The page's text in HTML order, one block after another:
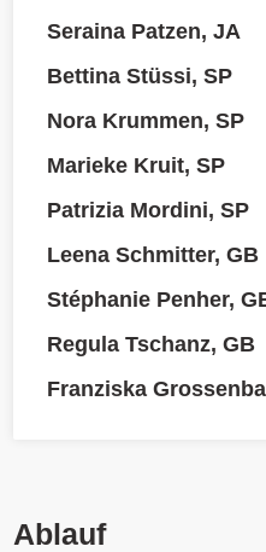
Seraina Patzen, JA
Bettina Stüssi, SP
Nora Krummen, SP
Marieke Kruit, SP
Patrizia Mordini, SP
Leena Schmitter, GB
Stéphanie Penher,
Regula Tschanz, GB
Franziska
Ablauf